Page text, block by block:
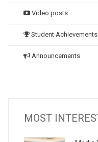
Video posts
Student Achievements
Announcements
MOST